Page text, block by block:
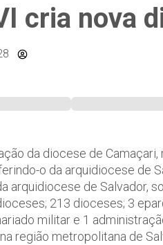
cria nova
da diocese de
o da arquidiocese de
arquidiocese de Salvador,
213 dioceses; 3
militar e 1
região metropolitana de